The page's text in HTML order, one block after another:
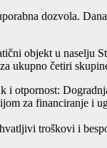
dozvola.
objekt u naselju
ukupno četiri
i otpornost:
za financiranje i
troškovi i